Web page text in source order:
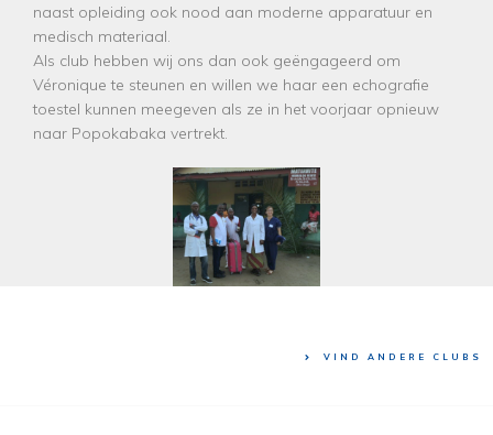
naast opleiding ook nood aan moderne apparatuur en
medisch materiaal.
Als club hebben wij ons dan ook geëngageerd om
Véronique te steunen en willen we haar een echografie
toestel kunnen meegeven als ze in het voorjaar opnieuw
naar Popokabaka vertrekt.
VIND ANDERE CLUBS